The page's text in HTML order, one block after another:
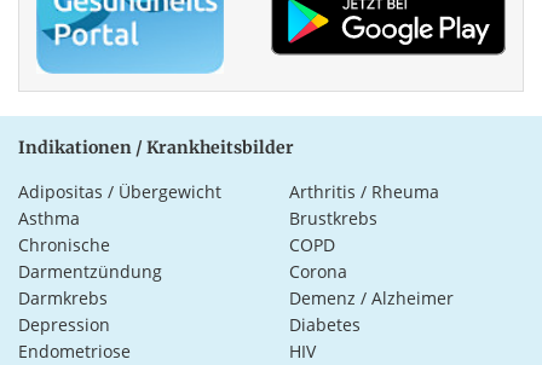
Indikationen / Krankheitsbilder
Adipositas / Übergewicht
Arthritis / Rheuma
Asthma
Brustkrebs
Chronische
Darmentzündung
COPD
Corona
Darmkrebs
Demenz / Alzheimer
Depression
Diabetes
Endometriose
HIV